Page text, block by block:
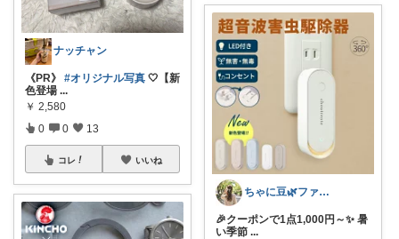
ナッチャン
《PR》 #オリジナル写真 🤍【新
色登場 ...
￥ 2,580
0 0 13
コレ いいね
ちゃに豆🌿ファッション好き✨
🎉クーポンで1点1,000円～✨ 暑
い季節 ...